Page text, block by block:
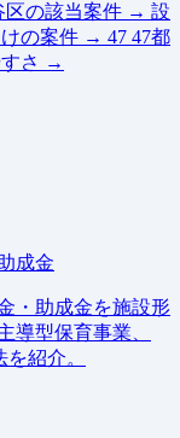
区の該当案件 → 設
の案件 → 47 47都
さ →
成金
・助成金を施設形
導型保育事業、
紹介。